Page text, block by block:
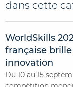
dans cette
WorldSkills
française
innovation
Du 10 au 15